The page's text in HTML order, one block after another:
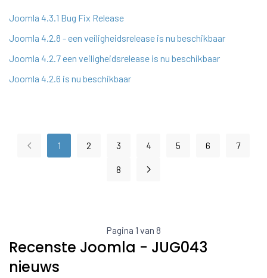
Joomla 4.3.1 Bug Fix Release
Joomla 4.2.8 - een veiligheidsrelease is nu beschikbaar
Joomla 4.2.7 een veiligheidsrelease is nu beschikbaar
Joomla 4.2.6 is nu beschikbaar
1 2 3 4 5 6 7
8
Pagina 1 van 8
Recenste Joomla - JUG043
nieuws